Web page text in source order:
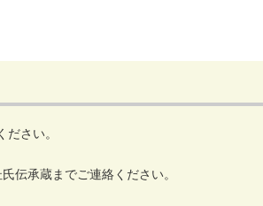
さい。
伝承蔵までご連絡ください。